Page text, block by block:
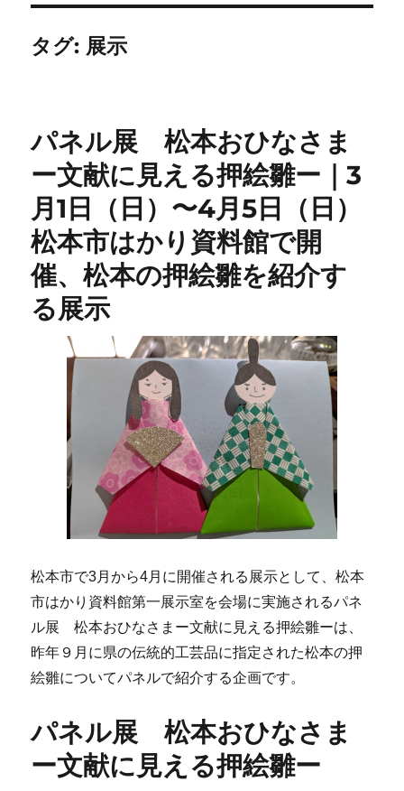
タグ: 展示
パネル展 松本おひなさま
ー文献に見える押絵雛ー｜3
月1日（日）〜4月5日（日）
松本市はかり資料館で開
催、松本の押絵雛を紹介す
る展示
松本市で3月から4月に開催される展示として、松本
市はかり資料館第一展示室を会場に実施されるパネ
ル展 松本おひなさまー文献に見える押絵雛ーは、
昨年９月に県の伝統的工芸品に指定された松本の押
絵雛についてパネルで紹介する企画です。
パネル展 松本おひなさま
ー文献に見える押絵雛ー